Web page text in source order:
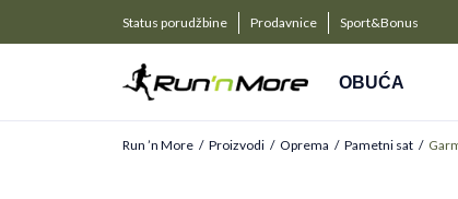
Status porudžbine Prodavnice Sport&Bonus
PLAĆANJE NA RATE
Kreditnim karticama BANCA INTESA platite na
OBUĆA
Run ’n More Proizvodi Oprema Pametni sat